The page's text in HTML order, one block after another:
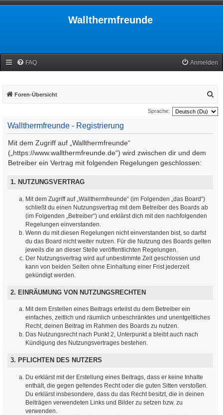
Wallthermfreunde
FAQ Anmelden
Foren-Übersicht
u
c
Sprache:
Wallthermfreunde - Registrierung
Mit dem Zugriff auf „Wallthermfreunde“
(„https://www.wallthermfreunde.de“) wird zwischen dir und dem
Betreiber ein Vertrag mit folgenden Regelungen geschlossen:
1. NUTZUNGSVERTRAG
Mit dem Zugriff auf „Wallthermfreunde“ (im Folgenden „das Board“)
schließt du einen Nutzungsvertrag mit dem Betreiber des Boards ab
(im Folgenden „Betreiber“) und erklärst dich mit den nachfolgenden
Regelungen einverstanden.
Wenn du mit diesen Regelungen nicht einverstanden bist, so darfst
du das Board nicht weiter nutzen. Für die Nutzung des Boards gelten
jeweils die an dieser Stelle veröffentlichten Regelungen.
Der Nutzungsvertrag wird auf unbestimmte Zeit geschlossen und
kann von beiden Seiten ohne Einhaltung einer Frist jederzeit
gekündigt werden.
2. EINRÄUMUNG VON NUTZUNGSRECHTEN
Mit dem Erstellen eines Beitrags erteilst du dem Betreiber ein
einfaches, zeitlich und räumlich unbeschränktes und unentgeltliches
Recht, deinen Beitrag im Rahmen des Boards zu nutzen.
Das Nutzungsrecht nach Punkt 2, Unterpunkt a bleibt auch nach
Kündigung des Nutzungsvertrages bestehen.
3. PFLICHTEN DES NUTZERS
Du erklärst mit der Erstellung eines Beitrags, dass er keine Inhalte
enthält, die gegen geltendes Recht oder die guten Sitten verstoßen.
Du erklärst insbesondere, dass du das Recht besitzt, die in deinen
Beiträgen verwendeten Links und Bilder zu setzen bzw. zu
verwenden.